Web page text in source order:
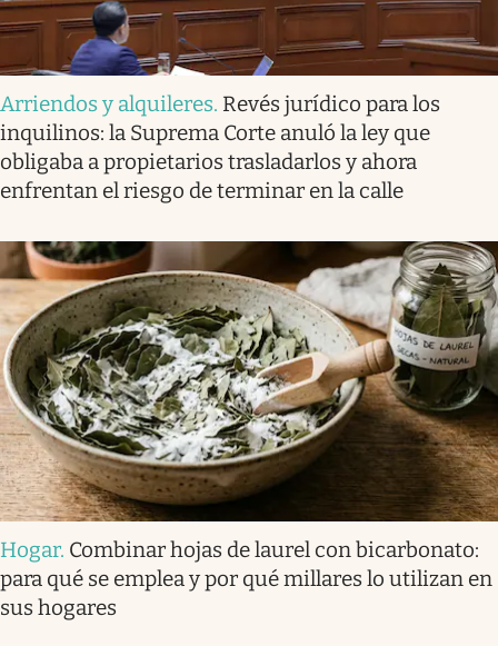
Arriendos y alquileres. Revés jurídico para los
inquilinos: la Suprema Corte anuló la ley que
obligaba a propietarios trasladarlos y ahora
enfrentan el riesgo de terminar en la calle
Hogar. Combinar hojas de laurel con bicarbonato:
para qué se emplea y por qué millares lo utilizan en
sus hogares